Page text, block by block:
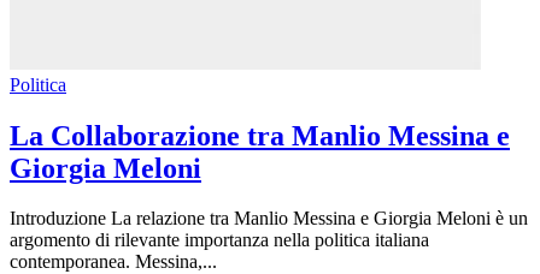
Politica
La Collaborazione tra Manlio Messina e
Giorgia Meloni
Introduzione La relazione tra Manlio Messina e Giorgia Meloni è un
argomento di rilevante importanza nella politica italiana
contemporanea. Messina,...